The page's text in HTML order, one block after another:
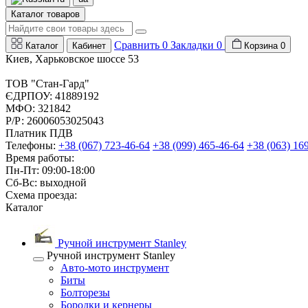
Каталог товаров
Каталог Кабинет Сравнить 0 Закладки 0 Корзина 0
Киев, Харьковское шоссе 53
ТОВ "Стан-Гард"
ЄДРПОУ: 41889192
МФО: 321842
Р/Р: 26006053025043
Платник ПДВ
Телефоны: +38 (067) 723-46-64 +38 (099) 465-46-64 +38 (063)
Время работы:
Пн-Пт: 09:00-18:00
Сб-Вс: выходной
Схема проезда:
Каталог
Ручной инструмент Stanley
Ручной инструмент Stanley
Авто-мото инструмент
Биты
Болторезы
Бородки и кернеры